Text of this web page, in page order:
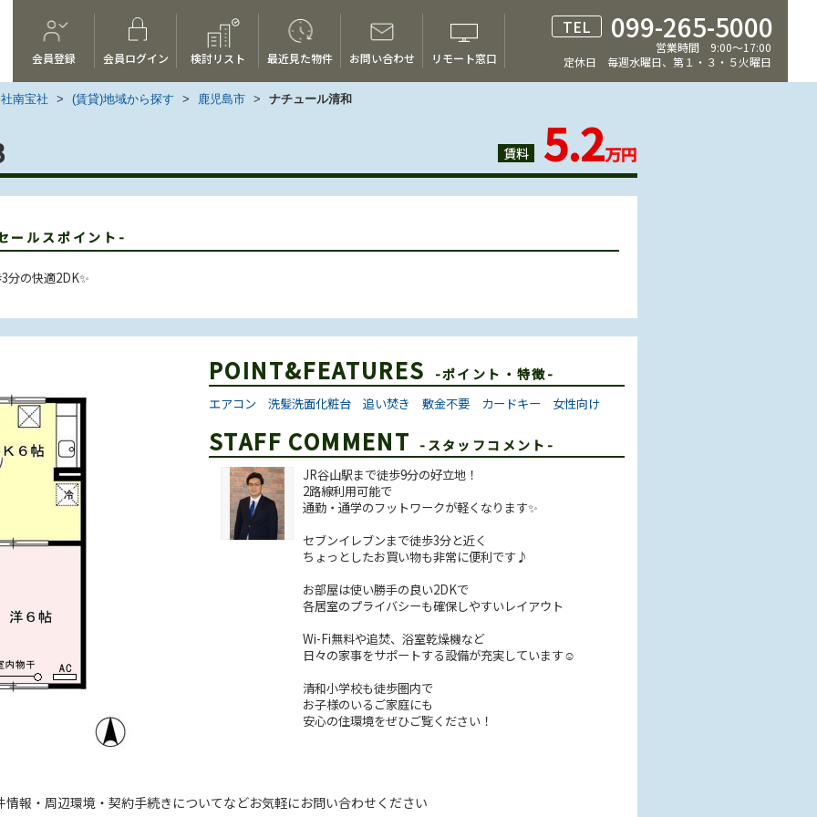
会員登録 会員ログイン 検討リスト 最近見た物件 お問い合わせ リモート窓口
TEL 099-265-5000
営業時間 9:00～17:00
定休日 毎週水曜日、第１・３・５火曜日
南宝社 > (賃貸)地域から探す > 鹿児島市 > ナチュール清和
賃料 5.2万円
ールスポイント-
分の快適2DK✨
POINT&FEATURES -ポイント・特徴-
エアコン 洗髪洗面化粧台 追い焚き 敷金不要 カードキー 女性向け
STAFF COMMENT -スタッフコメント-
JR谷山駅まで徒歩9分の好立地！
2路線利用可能で
通勤・通学のフットワークが軽くなります✨
セブンイレブンまで徒歩3分と近く
ちょっとしたお買い物も非常に便利です♪
お部屋は使い勝手の良い2DKで
各居室のプライバシーも確保しやすいレイアウト
Wi-Fi無料や追焚、浴室乾燥機など
日々の家事をサポートする設備が充実しています☺
清和小学校も徒歩圏内で
お子様のいるご家庭にも
安心の住環境をぜひご覧ください！
情報・周辺環境・契約手続きについてなどお気軽にお問い合わせください